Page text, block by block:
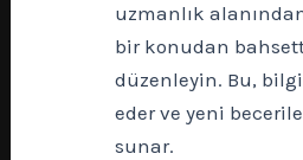
uzmanlık
bir konudan
düzenleyin. Bu,
eder ve yeni
sunar.